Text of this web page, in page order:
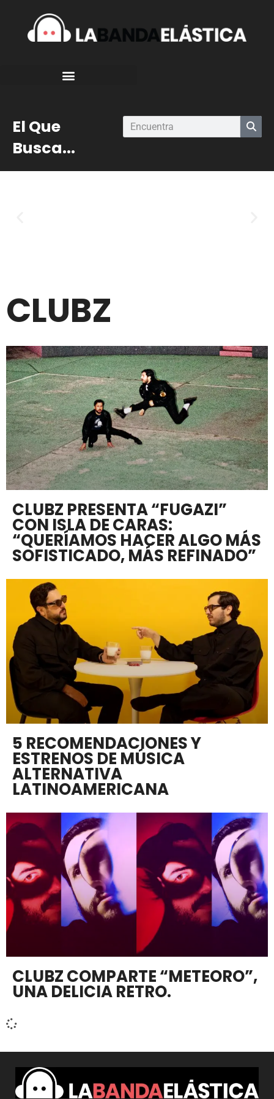
El Que
Busca...
CLUBZ
CLUBZ PRESENTA “FUGAZI”
CON ISLA DE CARAS:
“QUERÍAMOS HACER ALGO MÁS
SOFISTICADO, MÁS REFINADO”
5 RECOMENDACIONES Y
ESTRENOS DE MÚSICA
ALTERNATIVA
LATINOAMERICANA
CLUBZ COMPARTE “METEORO”,
UNA DELICIA RETRO.